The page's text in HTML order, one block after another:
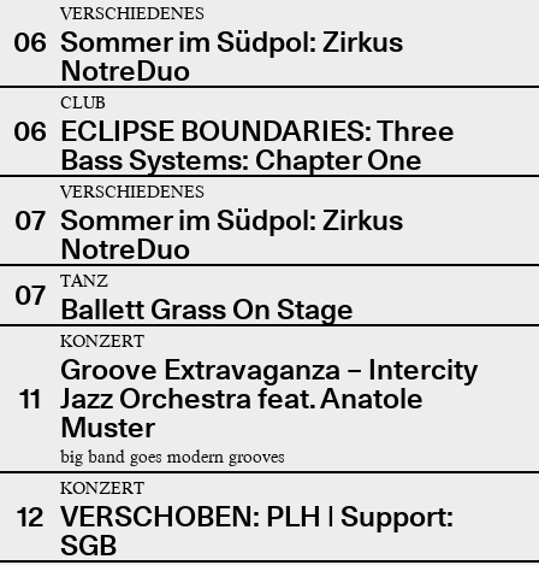
06
VERSCHIEDENES
Sommer im Südpol: Zirkus
NotreDuo
06
CLUB
ECLIPSE BOUNDARIES: Three
Bass Systems: Chapter One
07
VERSCHIEDENES
Sommer im Südpol: Zirkus
NotreDuo
07
TANZ
Ballett Grass On Stage
11
KONZERT
Groove Extravaganza – Intercity
Jazz Orchestra feat. Anatole
Muster
big band goes modern grooves
12
KONZERT
VERSCHOBEN: PLH | Support:
SGB